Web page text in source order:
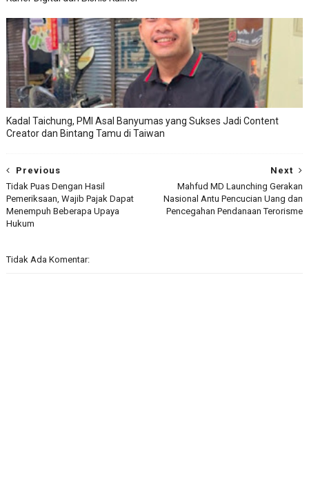
Kadal Taichung, PMI Asal Banyumas yang Sukses Jadi Content
Creator dan Bintang Tamu di Taiwan
Next
Mahfud MD Launching Gerakan
Nasional Antu Pencucian Uang dan
Pencegahan Pendanaan Terorisme
Previous
Tidak Puas Dengan Hasil
Pemeriksaan, Wajib Pajak Dapat
Menempuh Beberapa Upaya
Hukum
Tidak Ada Komentar: